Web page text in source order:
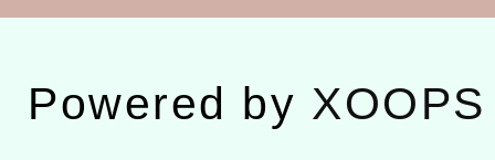
Powered by XOOPS